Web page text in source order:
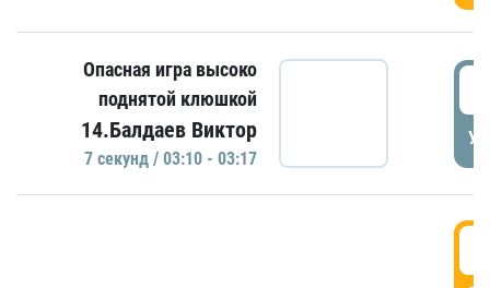
Опасная игра высоко
поднятой клюшкой
14.Балдаев Виктор
7 секунд / 03:10 - 03:17